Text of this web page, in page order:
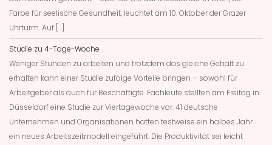
Farbe für seelische Gesundheit, leuchtet am 10. Oktober der Grazer
Uhrturm. Auf […]
Studie zu 4-Tage-Woche
Weniger Stunden zu arbeiten und trotzdem das gleiche Gehalt zu
erhalten kann einer Studie zufolge Vorteile bringen – sowohl für
Arbeitgeber als auch für Beschäftigte. Fachleute stellten am Freitag in
Düsseldorf eine Studie zur Viertagewoche vor. 41 deutsche
Unternehmen und Organisationen hatten testweise ein halbes Jahr
ein neues Arbeitszeitmodell eingeführt. Die Produktivität sei leicht